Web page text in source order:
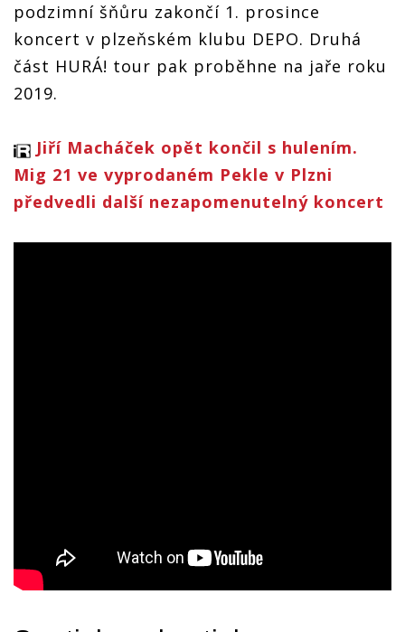
podzimní šňůru zakončí 1. prosince
koncert v plzeňském klubu DEPO. Druhá
část HURÁ! tour pak proběhne na jaře roku
2019.
Jiří Macháček opět končil s hulením.
Mig 21 ve vyprodaném Pekle v Plzni
předvedli další nezapomenutelný koncert